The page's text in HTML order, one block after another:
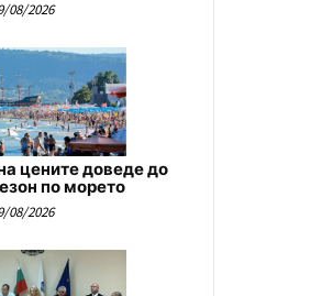
08/2026
цените доведе до
по морето
08/2026